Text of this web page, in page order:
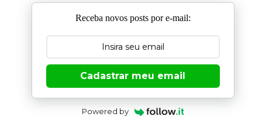
Receba novos posts por e-mail:
Cadastrar meu email
Powered by